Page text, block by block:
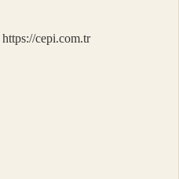
https://cepi.com.tr